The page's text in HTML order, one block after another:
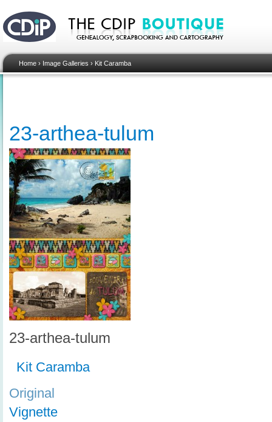
Home › Image Galleries › Kit Caramba
23-arthea-tulum
23-arthea-tulum
Kit Caramba
Original
Vignette